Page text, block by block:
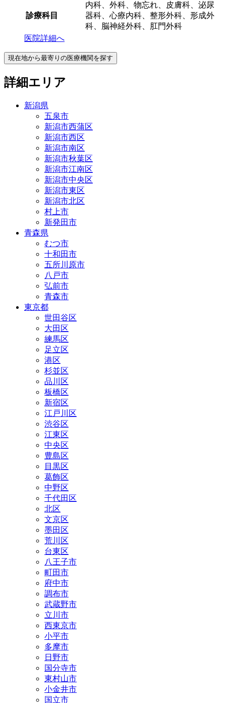
診療科目
内科、外科、物忘れ、皮膚科、泌尿
器科、心療内科、整形外科、形成外
科、脳神経外科、肛門外科
医院詳細へ
現在地から最寄りの医療機関を探す
詳細エリア
新潟県
五泉市
新潟市西蒲区
新潟市西区
新潟市南区
新潟市秋葉区
新潟市江南区
新潟市中央区
新潟市東区
新潟市北区
村上市
新発田市
青森県
むつ市
十和田市
五所川原市
八戸市
弘前市
青森市
東京都
世田谷区
大田区
練馬区
足立区
港区
杉並区
品川区
板橋区
新宿区
江戸川区
渋谷区
江東区
中央区
豊島区
目黒区
葛飾区
中野区
千代田区
北区
文京区
墨田区
荒川区
台東区
八王子市
町田市
府中市
調布市
武蔵野市
立川市
西東京市
小平市
多摩市
日野市
国分寺市
東村山市
小金井市
国立市